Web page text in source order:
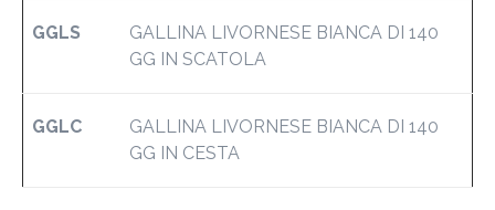
GGLS
GALLINA LIVORNESE BIANCA DI 140
GG IN SCATOLA
GGLC
GALLINA LIVORNESE BIANCA DI 140
GG IN CESTA